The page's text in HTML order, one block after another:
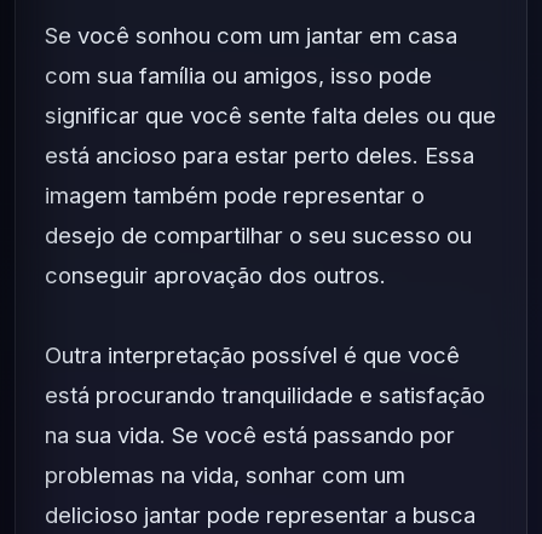
Se você sonhou com um jantar em casa
com sua família ou amigos, isso pode
significar que você sente falta deles ou que
está ancioso para estar perto deles. Essa
imagem também pode representar o
desejo de compartilhar o seu sucesso ou
conseguir aprovação dos outros.
Outra interpretação possível é que você
está procurando tranquilidade e satisfação
na sua vida. Se você está passando por
problemas na vida, sonhar com um
delicioso jantar pode representar a busca